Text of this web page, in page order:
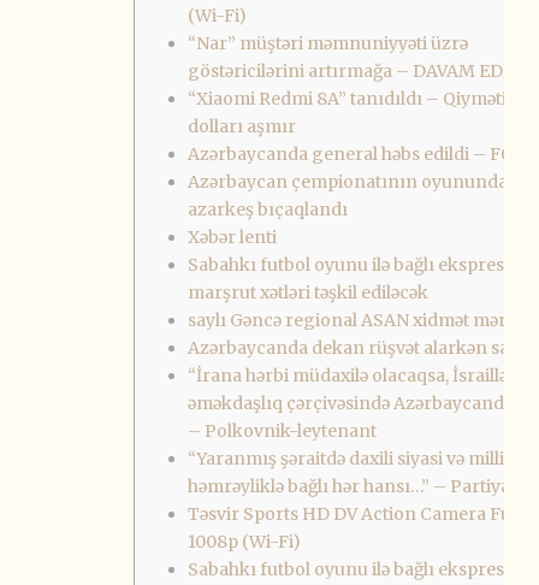
(Wi-Fi)
“Nar” müştəri məmnuniyyəti üzrə
göstəricilərini artırmağa – DAVAM EDİR
“Xiaomi Redmi 8A” tanıdıldı – Qiyməti 100
dolları aşmır
Azərbaycanda general həbs edildi – FOTO
Azərbaycan çempionatının oyunundan
azarkeş bıçaqlandı
Xəbər lenti
Sabahkı futbol oyunu ilə bağlı ekspres
marşrut xətləri təşkil ediləcək
saylı Gəncə regional ASAN xidmət mərkəzi
Azərbaycanda dekan rüşvət alarkən
“İrana hərbi müdaxilə olacaqsa, İsraillə
əməkdaşlıq çərçivəsində Azərbaycandan
– Polkovnik-leytenant
“Yaranmış şəraitdə daxili siyasi və milli
həmrəyliklə bağlı hər hansı…” – Partiya
Təsvir Sports HD DV Action Camera Full
1008p (Wi-Fi)
Sabahkı futbol oyunu ilə bağlı ekspres